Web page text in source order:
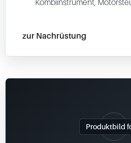
Kombiinstrument,
zur Nachrüstung
Produktbild